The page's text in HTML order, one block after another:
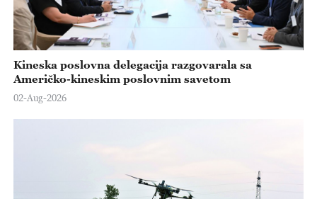
Kineska poslovna delegacija razgovarala sa
Američko-kineskim poslovnim savetom
02-Aug-2026